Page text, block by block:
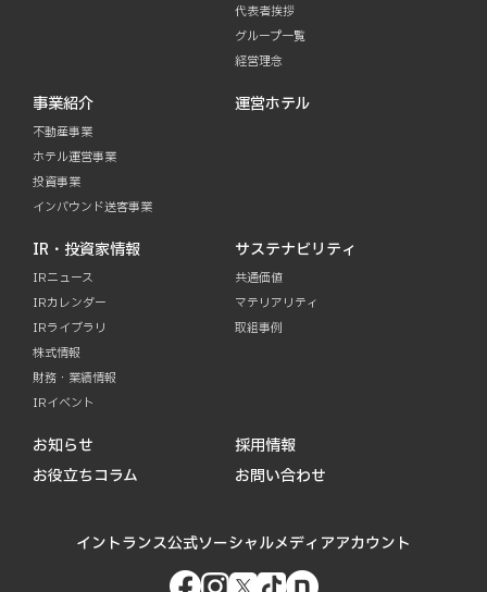
代表者挨拶
グループ一覧
経営理念
事業紹介
不動産事業
ホテル運営事業
投資事業
インバウンド送客事業
運営ホテル
IR・投資家情報
IRニュース
IRカレンダー
IRライブラリ
株式情報
財務・業績情報
IRイベント
サステナビリティ
共通価値
マテリアリティ
取組事例
お知らせ
お役立ちコラム
採用情報
お問い合わせ
イントランス公式ソーシャルメディアアカウント